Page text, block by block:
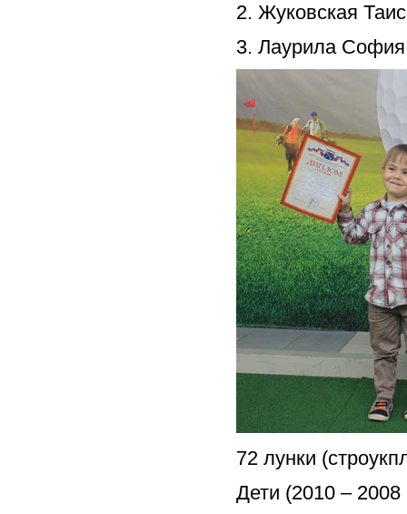
2. Жуковская
3. Лаурила
72 лунки
Дети (2010 – 2008